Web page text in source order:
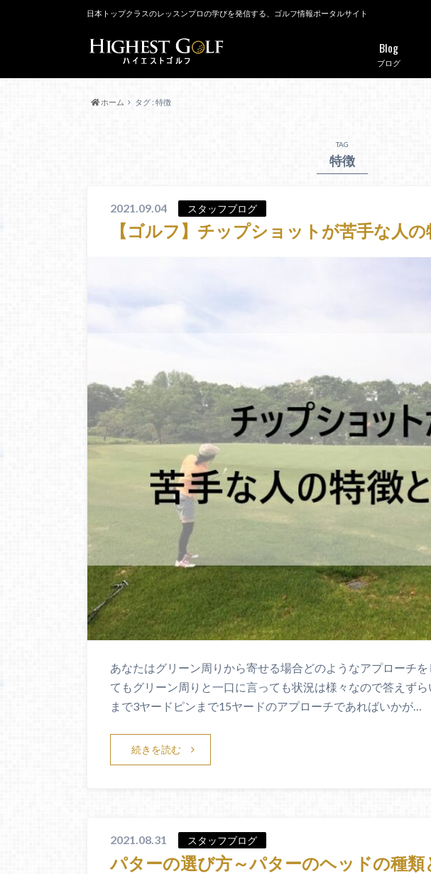
日本トップクラスのレッスンプロの学びを発信する、ゴルフ情報ポータルサイト
ブログ
Blog
ホーム タグ : 特徴
TAG
特徴
2021.09.04 スタッフブログ
【ゴルフ】チップショットが苦手な人
あなたはグリーン周りから寄せる場合どのようなアプローチ
てもグリーン周りと一口に言っても状況は様々なので答えず
まで3ヤードピンまで15ヤードのアプローチであればいかが…
続きを読む
2021.08.31 スタッフブログ
パターの選び方～パターのヘッドの種類